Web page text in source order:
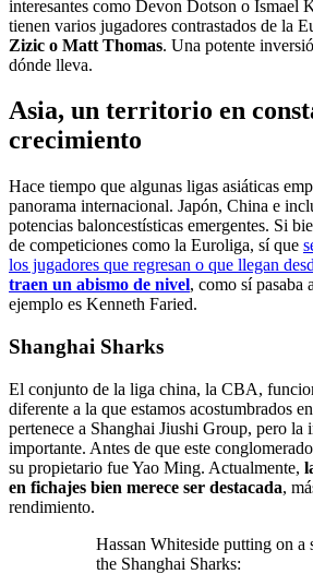
interesantes como Devon Dotson o Ismael
tienen varios jugadores contrastados de la
Zizic o Matt Thomas. Una potente
dónde lleva.
Asia, un territorio en
crecimiento
Hace tiempo que algunas ligas asiáticas
panorama internacional. Japón, China e
potencias baloncestísticas emergentes. Si
de competiciones como la Euroliga, sí que
los jugadores que regresan o que llegan
traen un abismo de nivel, como sí pasaba
ejemplo es Kenneth Faried.
Shanghai Sharks
El conjunto de la liga china, la CBA,
diferente a la que estamos acostumbrados
pertenece a Shanghai Jiushi Group, pero la
importante. Antes de que este
su propietario fue Yao Ming. Actualmente,
en fichajes bien merece ser destacada,
rendimiento.
Hassan Whiteside putting on a
the Shanghai Sharks: